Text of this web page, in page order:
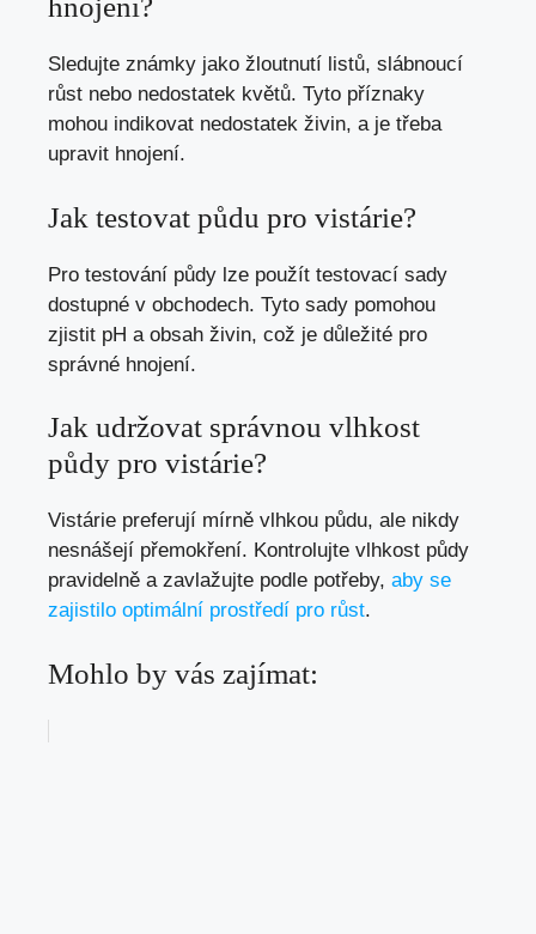
hnojení?
Sledujte známky jako žloutnutí listů, slábnoucí
růst nebo nedostatek květů. Tyto příznaky
mohou indikovat nedostatek živin, a je třeba
upravit hnojení.
Jak testovat půdu pro vistárie?
Pro testování půdy lze použít testovací sady
dostupné v obchodech. Tyto sady pomohou
zjistit pH a obsah živin, což je důležité pro
správné hnojení.
Jak udržovat správnou vlhkost
půdy pro vistárie?
Vistárie preferují mírně vlhkou půdu, ale nikdy
nesnášejí přemokření. Kontrolujte vlhkost půdy
pravidelně a zavlažujte podle potřeby, aby se
zajistilo optimální prostředí pro růst.
Mohlo by vás zajímat: